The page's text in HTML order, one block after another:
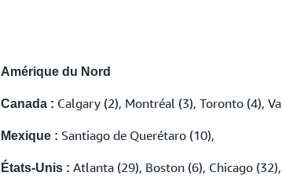
Amérique du Nord
Canada : Calgary (2), Montréal (3), Toronto (4),
Mexique : Santiago de Querétaro (10),
États-Unis : Atlanta (29), Boston (6), Chicago